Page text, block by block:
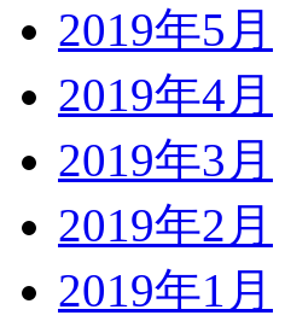
2019年5月
2019年4月
2019年3月
2019年2月
2019年1月